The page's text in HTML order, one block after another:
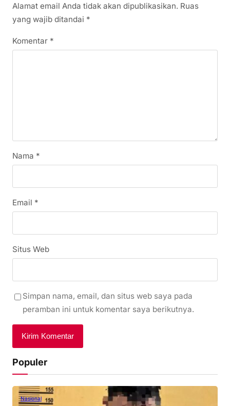
Alamat email Anda tidak akan dipublikasikan. Ruas
yang wajib ditandai *
Komentar *
Nama *
Email *
Situs Web
Simpan nama, email, dan situs web saya pada
peramban ini untuk komentar saya berikutnya.
Populer
Nasional